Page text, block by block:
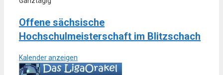
Offene sächsische
Hochschulmeisterschaft im Blitzschach
Kalender anzeigen